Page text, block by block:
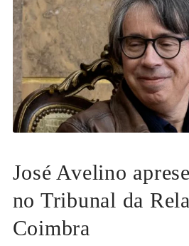
José Avelino
no Tribunal da
Coimbra